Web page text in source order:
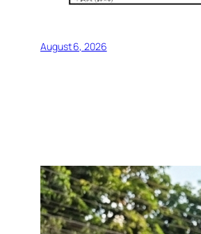
August 6, 2026